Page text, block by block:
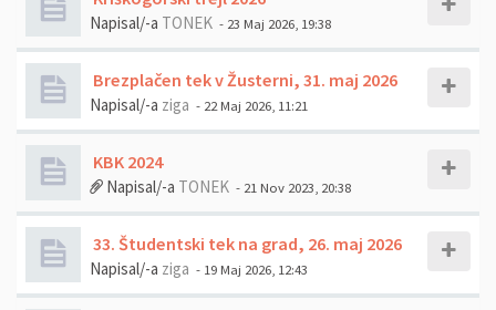
Napisal/-a TONEK - 23 Maj 2026, 19:38
Brezplačen tek v Žusterni, 31. maj 2026
Napisal/-a ziga - 22 Maj 2026, 11:21
KBK 2024
Napisal/-a TONEK - 21 Nov 2023, 20:38
33. Študentski tek na grad, 26. maj 2026
Napisal/-a ziga - 19 Maj 2026, 12:43